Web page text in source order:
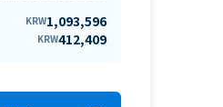
KRW1,093,596
KRW412,409